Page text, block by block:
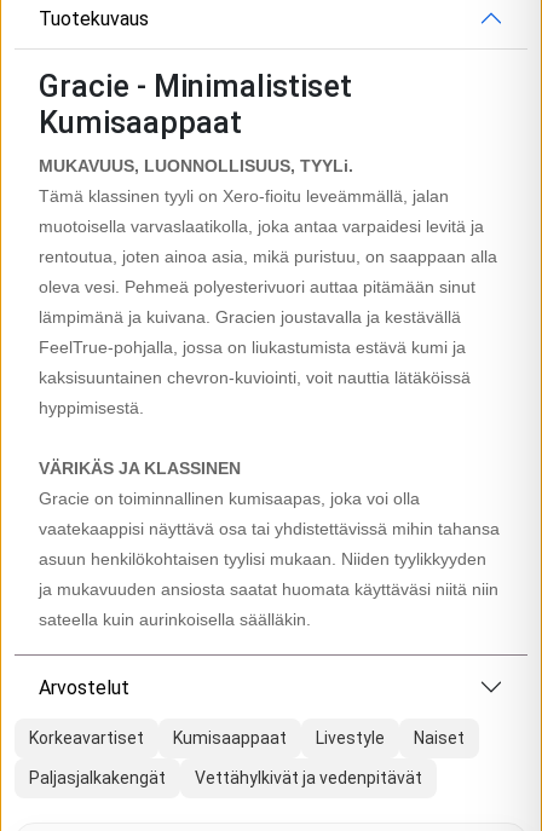
Tuotekuvaus
Gracie - Minimalistiset
Kumisaappaat
MUKAVUUS, LUONNOLLISUUS, TYYLi.
Tämä klassinen tyyli on Xero-fioitu leveämmällä, jalan
muotoisella varvaslaatikolla, joka antaa varpaidesi levitä ja
rentoutua, joten ainoa asia, mikä puristuu, on saappaan alla
oleva vesi. Pehmeä polyesterivuori auttaa pitämään sinut
lämpimänä ja kuivana. Gracien joustavalla ja kestävällä
FeelTrue-pohjalla, jossa on liukastumista estävä kumi ja
kaksisuuntainen chevron-kuviointi, voit nauttia lätäköissä
hyppimisestä.
VÄRIKÄS JA KLASSINEN
Gracie on toiminnallinen kumisaapas, joka voi olla
vaatekaappisi näyttävä osa tai yhdistettävissä mihin tahansa
asuun henkilökohtaisen tyylisi mukaan. Niiden tyylikkyyden
ja mukavuuden ansiosta saatat huomata käyttäväsi niitä niin
sateella kuin aurinkoisella säälläkin.
Arvostelut
Korkeavartiset Kumisaappaat Livestyle Naiset
Paljasjalkakengät Vettähylkivät ja vedenpitävät